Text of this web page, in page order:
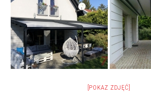
[POKAZ ZDJĘĆ]